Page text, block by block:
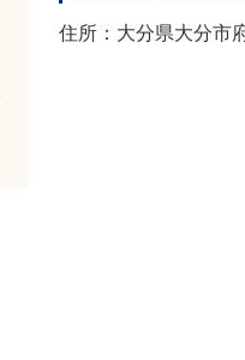
住所：大分県大分市